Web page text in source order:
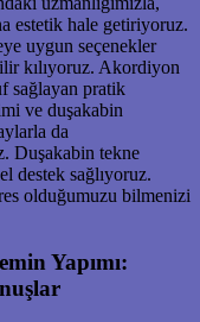
estetik hale getiriyoruz.
uygun seçenekler
kılıyoruz. Akordiyon
sağlayan pratik
ve duşakabin
da
Duşakabin tekne
destek sağlıyoruz.
olduğumuzu bilmenizi
Yapımı: